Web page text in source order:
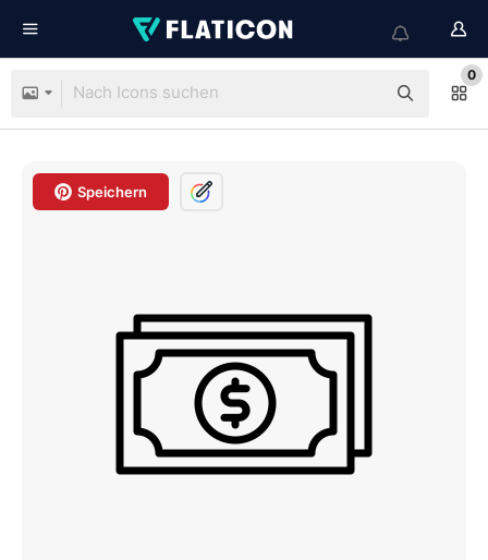
0
Speichern